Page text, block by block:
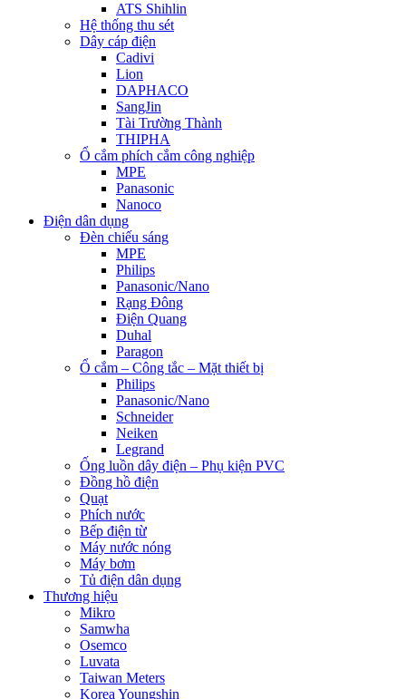
ATS Shihlin
Hệ thống thu sét
Dây cáp điện
Cadivi
Lion
DAPHACO
SangJin
Tài Trường Thành
THIPHA
Ổ cắm phích cắm công nghiệp
MPE
Panasonic
Nanoco
Điện dân dụng
Đèn chiếu sáng
MPE
Philips
Panasonic/Nano
Rạng Đông
Điện Quang
Duhal
Paragon
Ổ cắm – Công tắc – Mặt thiết bị
Philips
Panasonic/Nano
Schneider
Neiken
Legrand
Ống luồn dây điện – Phụ kiện PVC
Đồng hồ điện
Quạt
Phích nước
Bếp điện từ
Máy nước nóng
Máy bơm
Tủ điện dân dụng
Thương hiệu
Mikro
Samwha
Osemco
Luvata
Taiwan Meters
Korea Youngshin